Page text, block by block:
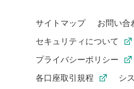
サイトマップ
お問い合
セキュリティについて
プライバシーポリシー
各口座取引規程
シ